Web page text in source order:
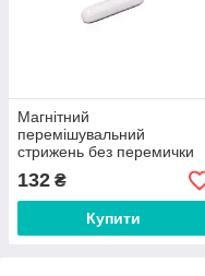
Магнітний
перемішувальний
стрижень без перемички
7х30
132 ₴
Купити